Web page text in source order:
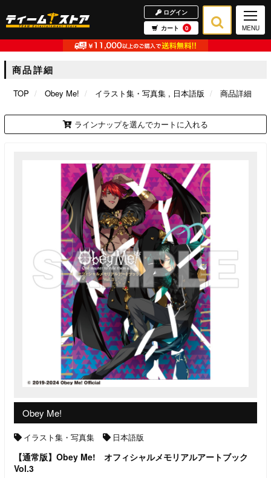
ログイン
カート
0 MENU
商品詳細
TOP Obey Me! イラスト集・写真集 日本語版 商品詳細
ラインナップを選んでカートに入れる
Obey Me!
イラスト集・写真集 日本語版
【通常版】Obey Me! オフィシャルメモリアルアートブック
Vol.3